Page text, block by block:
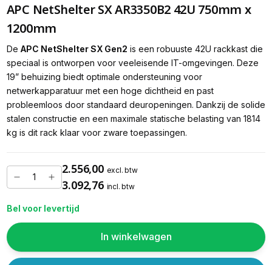
APC NetShelter SX AR3350B2 42U 750mm x
1200mm
De APC NetShelterSX Gen2 is een robuuste 42U rackkast die
speciaal is ontworpen voor veeleisende IT-omgevingen. Deze
19” behuizing biedt optimale ondersteuning voor
netwerkapparatuur met een hoge dichtheid en past
probleemloos door standaard deuropeningen. Dankzij de solide
stalen constructie en een maximale statische belasting van 1814
kg is dit rack klaar voor zwaretoepassingen.
2.556,00 excl. btw
3.092,76 incl. btw
Bel voor levertijd
In winkelwagen